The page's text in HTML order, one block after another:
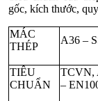
gốc, kích thước,
MÁC
THÉP
A36 –
TIÊU
CHUẨN
TCVN,
–